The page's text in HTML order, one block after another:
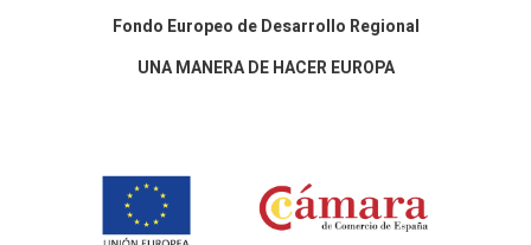
Fondo Europeo de Desarrollo Regional
UNA MANERA DE HACER EUROPA